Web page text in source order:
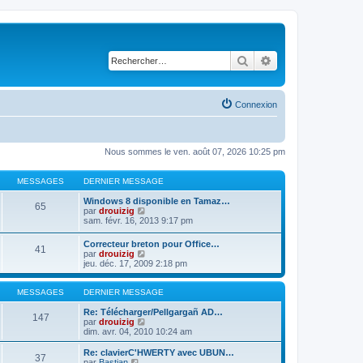
Rechercher
Connexion
Nous sommes le ven. août 07, 2026 10:25 pm
MESSAGES DERNIER MESSAGE
65
Windows 8 disponible en Tamaz…
par drouizig
o
u
l
t
e
r
l
d
e
r
n
i
sam. févr. 16, 2013 9:17 pm
41
Correcteur breton pour Office…
par drouizig
o
n
s
u
l
t
r
l
e
jeu. déc. 17, 2009 2:18 pm
MESSAGES DERNIER MESSAGE
147
Re: Télécharger/Pellgargañ AD…
par drouizig
o
n
s
dim. avr. 04, 2010 10:24 am
37
Re: clavierC'HWERTY avec UBUN…